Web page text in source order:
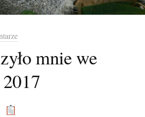
mnie we